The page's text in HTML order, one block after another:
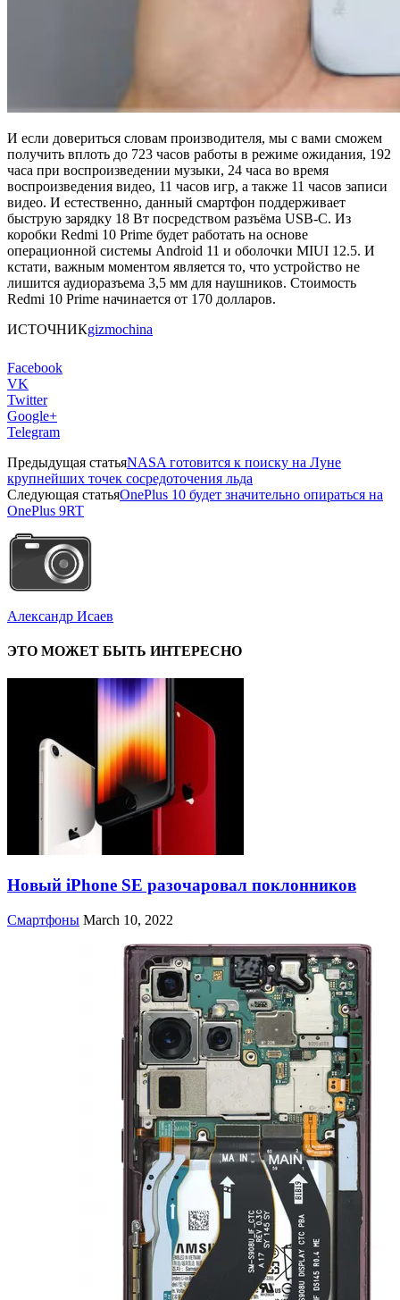
И если довериться словам производителя, мы с вами сможем
получить вплоть до 723 часов работы в режиме ожидания, 192
часа при воспроизведении музыки, 24 часа во время
воспроизведения видео, 11 часов игр, а также 11 часов записи
видео. И естественно, данный смартфон поддерживает
быструю зарядку 18 Вт посредством разъёма USB-C. Из
коробки Redmi 10 Prime будет работать на основе
операционной системы Android 11 и оболочки MIUI 12.5. И
кстати, важным моментом является то, что устройство не
лишится аудиоразъема 3,5 мм для наушников. Стоимость
Redmi 10 Prime начинается от 170 долларов.
ИСТОЧНИКgizmochina
Facebook
VK
Twitter
Google+
Telegram
Предыдущая статьяNASA готовится к поиску на Луне
крупнейших точек сосредоточения льда
Следующая статьяOnePlus 10 будет значительно опираться на
OnePlus 9RT
Александр Исаев
ЭТО МОЖЕТ БЫТЬ ИНТЕРЕСНО
Новый iPhone SE разочаровал поклонников
Смартфоны March 10, 2022